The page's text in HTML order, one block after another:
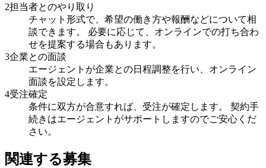
2担当者とのやり取り
チャット形式で、希望の働き方や報酬などについて相
談できます。 必要に応じて、オンラインでの打ち合わ
せを提案する場合もあります。
3企業との面談
エージェントが企業との日程調整を行い、オンライン
面談を設定します。
4受注確定
条件に双方が合意すれば、受注が確定します。 契約手
続きはエージェントがサポートしますのでご安心くだ
さい。
関連する募集